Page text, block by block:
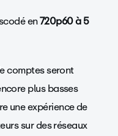
en720p60 à 5
comptes seront
plus basses
une expérience de
sur des réseaux